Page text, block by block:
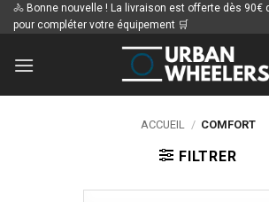
Passer
au
🚴 Bonne nouvelle ! La livraison est offerte dès 90€
pour compléter votre équipement 🛒
ACCUEIL / COMFORT
FILTRER